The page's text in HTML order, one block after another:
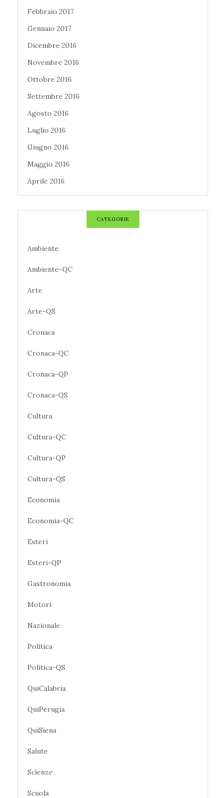
Febbraio 2017
Gennaio 2017
Dicembre 2016
Novembre 2016
Ottobre 2016
Settembre 2016
Agosto 2016
Luglio 2016
Giugno 2016
Maggio 2016
Aprile 2016
CATEGORIE
Ambiente
Ambiente-QC
Arte
Arte-QS
Cronaca
Cronaca-QC
Cronaca-QP
Cronaca-QS
Cultura
Cultura-QC
Cultura-QP
Cultura-QS
Economia
Economia-QC
Esteri
Esteri-QP
Gastronomia
Motori
Nazionale
Politica
Politica-QS
QuiCalabria
QuiPerugia
QuiSiena
Salute
Scienze
Scuola